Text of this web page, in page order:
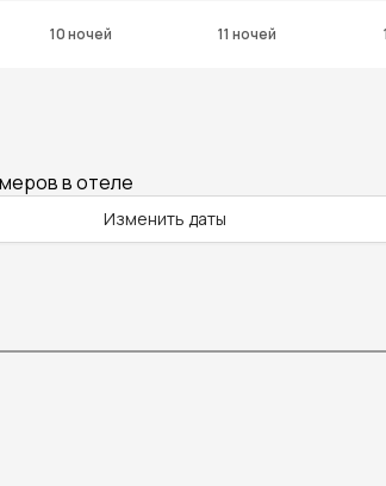
10 ночей 11 ночей
в отеле
Изменить даты